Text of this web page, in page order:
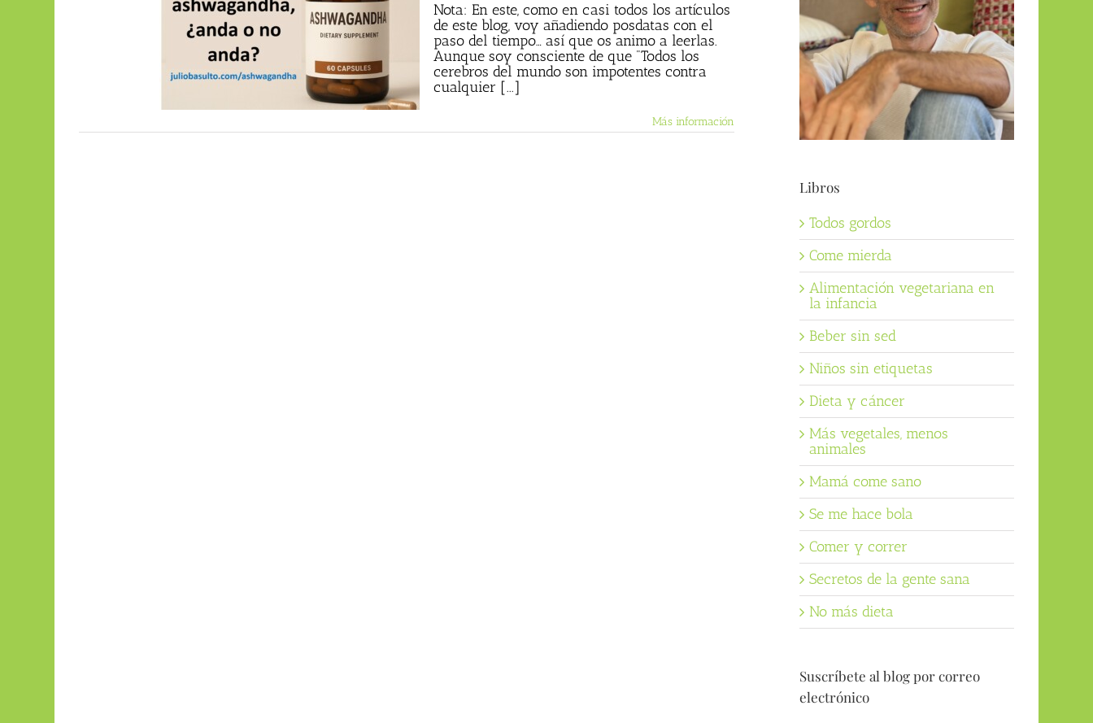
Nota: En este, como en casi todos los artículos
de este blog, voy añadiendo posdatas con el
paso del tiempo… así que os animo a leerlas.
Aunque soy consciente de que "Todos los
cerebros del mundo son impotentes contra
cualquier [...]
Más información
Libros
Todos gordos
Come mierda
Alimentación vegetariana en
la infancia
Beber sin sed
Niños sin etiquetas
Dieta y cáncer
Más vegetales, menos
animales
Mamá come sano
Se me hace bola
Comer y correr
Secretos de la gente sana
No más dieta
Suscríbete al blog por correo
electrónico